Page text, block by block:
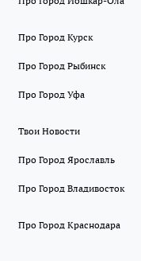
Про Город Курск
Про Город Рыбинск
Про Город Уфа
Твои Новости
Про Город Ярославль
Про Город Владивосток
Про Город Краснодара